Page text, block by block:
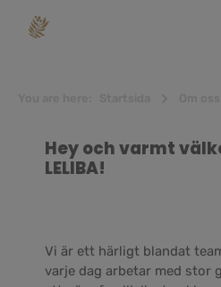
Hey och varmt
LELIBA!
Vi är ett härligt blandat
varje dag arbetar med stor